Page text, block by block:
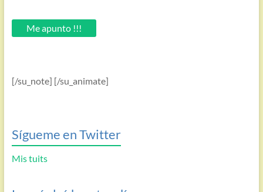
email.Me apunto !!!
[/su_note] [/su_animate]
Sígueme en Twitter
Mis tuits